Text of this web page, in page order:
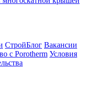
СтройБлог Вакансии
с Porotherm Условия